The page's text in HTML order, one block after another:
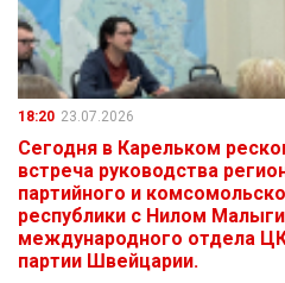
18:20 23.07.2026
Сегодня в Карельком
встреча руководства
партийного и
республики с Нилом
международного отдела
партии Швейцарии.